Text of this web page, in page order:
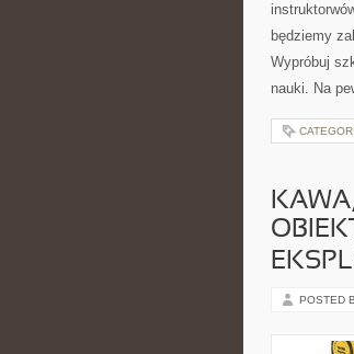
będziemy
Wypróbuj
nauki. Na
POSTED